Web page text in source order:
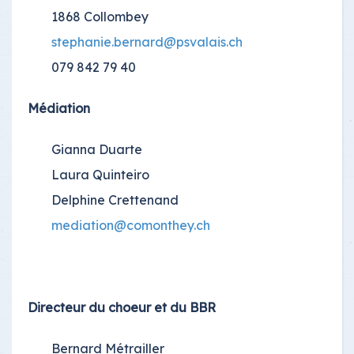
1868 Collombey
stephanie.bernard@psvalais.ch
079 842 79 40
Médiation
Gianna Duarte
Laura Quinteiro
Delphine Crettenand
mediation@comonthey.ch
Directeur du choeur et du BBR
Bernard Métrailler